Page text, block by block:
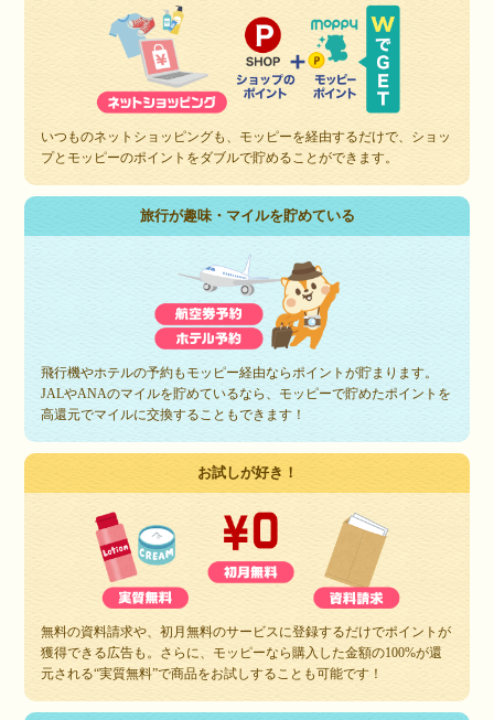
いつものネットショッピングも、モッピーを経由するだけで、ショッ
プとモッピーのポイントをダブルで貯めることができます。
旅行が趣味・マイルを貯めている
飛行機やホテルの予約もモッピー経由ならポイントが貯まります。
JALやANAのマイルを貯めているなら、モッピーで貯めたポイントを
高還元でマイルに交換することもできます！
お試しが好き！
無料の資料請求や、初月無料のサービスに登録するだけでポイントが
獲得できる広告も。さらに、モッピーなら購入した金額の100%が還
元される“実質無料”で商品をお試しすることも可能です！